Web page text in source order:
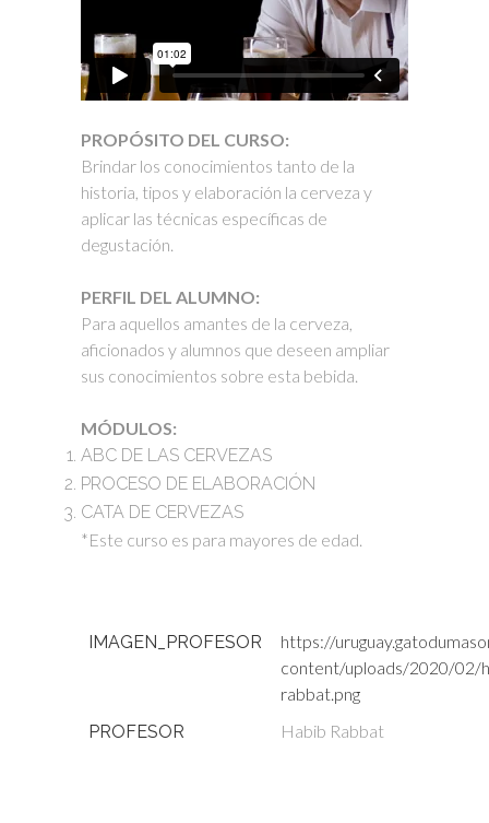
PROPÓSITO DEL CURSO:
Brindar los conocimientos tanto de la
historia, tipos y elaboración la cerveza y
aplicar las técnicas específicas de
degustación.
PERFIL DEL ALUMNO:
Para aquellos amantes de la cerveza,
aficionados y alumnos que deseen ampliar
sus conocimientos sobre esta bebida.
MÓDULOS:
ABC DE LAS CERVEZAS
PROCESO DE ELABORACIÓN
CATA DE CERVEZAS
*Este curso es para mayores de edad.
IMAGEN_PROFESOR
https://
content/uploads/2020/02/
rabbat.png
PROFESOR
Habib Rabbat